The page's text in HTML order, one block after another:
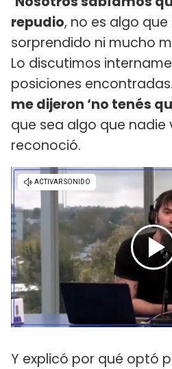
repudio, no es algo
sorprendido ni mucho
Lo discutimos
posiciones encontradas.
me dijeron ‘no tenés
que sea algo que nadie
reconoció.
Y explicó por qué optó